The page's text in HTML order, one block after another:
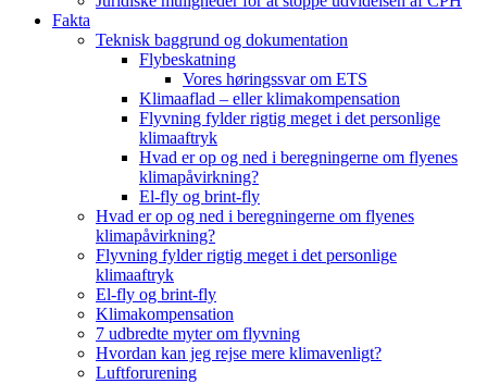
Fakta
Teknisk baggrund og dokumentation
Flybeskatning
Vores høringssvar om ETS
Klimaaflad – eller klimakompensation
Flyvning fylder rigtig meget i det personlige
klimaaftryk
Hvad er op og ned i beregningerne om flyenes
klimapåvirkning?
El-fly og brint-fly
Hvad er op og ned i beregningerne om flyenes
klimapåvirkning?
Flyvning fylder rigtig meget i det personlige
klimaaftryk
El-fly og brint-fly
Klimakompensation
7 udbredte myter om flyvning
Hvordan kan jeg rejse mere klimavenligt?
Luftforurening